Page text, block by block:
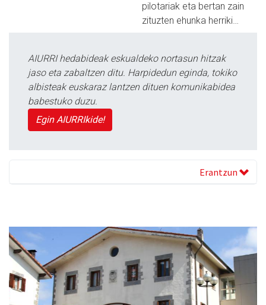
pilotariak eta bertan zain
zituzten ehunka herriki…
AIURRI hedabideak eskualdeko nortasun hitzak
jaso eta zabaltzen ditu. Harpidedun eginda, tokiko
albisteak euskaraz lantzen dituen komunikabidea
babestuko duzu.
Egin AIURRIkide!
Erantzun